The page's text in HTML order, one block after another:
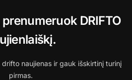
DRIFTO
naujienas ir gauk išskirtinį turinį
pirmas.